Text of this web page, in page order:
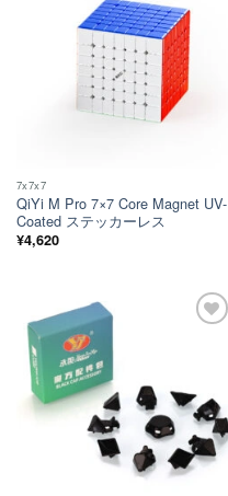
7x7x7
QiYi M Pro 7×7 Core Magnet UV-
Coated ステッカーレス
¥4,620